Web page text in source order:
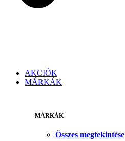
AKCIÓK
MÁRKÁK
MÁRKÁK
Összes megtekintése